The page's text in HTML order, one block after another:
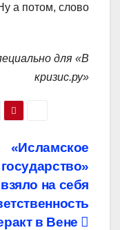
а потом, слово
для «В
кризис.ру»
«Исламское
государство»
взяло на себя
в Вене